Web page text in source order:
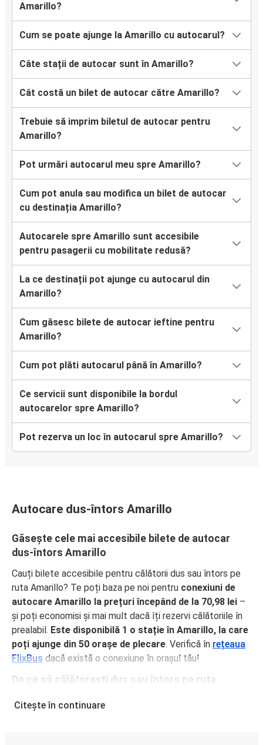
Amarillo?
Cum se poate ajunge la Amarillo cu autocarul?
Câte stații de autocar sunt în Amarillo?
Cât costă un bilet de autocar către Amarillo?
Trebuie să imprim biletul de autocar pentru
Amarillo?
Pot urmări autocarul meu spre Amarillo?
Cum pot anula sau modifica un bilet de autocar
cu destinația Amarillo?
Autocarele spre Amarillo sunt accesibile
pentru pasagerii cu mobilitate redusă?
La ce destinații pot ajunge cu autocarul din
Amarillo?
Cum găsesc bilete de autocar ieftine pentru
Amarillo?
Cum pot plăti autocarul până în Amarillo?
Ce servicii sunt disponibile la bordul
autocarelor spre Amarillo?
Pot rezerva un loc în autocarul spre Amarillo?
Autocare dus-întors Amarillo
Găsește cele mai accesibile bilete de autocar
dus-întors Amarillo
Cauți bilete accesibile pentru călătorii dus sau întors pe
ruta Amarillo? Te poți baza pe noi pentru conexiuni de
autocare Amarillo la prețuri începând de la 70,98 lei –
și poți economisi și mai mult dacă îți rezervi călătoriile în
prealabil. Este disponibilă 1 o stație în Amarillo, la care
poți ajunge din 50 orașe de plecare. Verifică în rețeaua
FlixBus dacă există o conexiune în orașul tău!
De ce să călătorești dus sau întors pe ruta
FlixBus oferă servicii confortabile la prețuri accesibile,
Citește în continuare